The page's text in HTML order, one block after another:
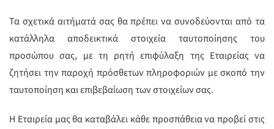
Τα σχετικά αιτήματά σας θα πρέπει να συνοδεύονται από τα
κατάλληλα αποδεικτικά στοιχεία ταυτοποίησης του
προσώπου σας, με τη ρητή επιφύλαξη της Εταιρείας να
ζητήσει την παροχή πρόσθετων πληροφοριών με σκοπό την
ταυτοποίηση και επιβεβαίωση των στοιχείων σας.
Η Εταιρεία μας θα καταβάλει κάθε προσπάθεια να προβεί στις